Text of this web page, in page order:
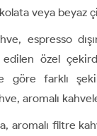
veya beyaz
espresso
özel
göre farklı
aromalı
aromalı filtre